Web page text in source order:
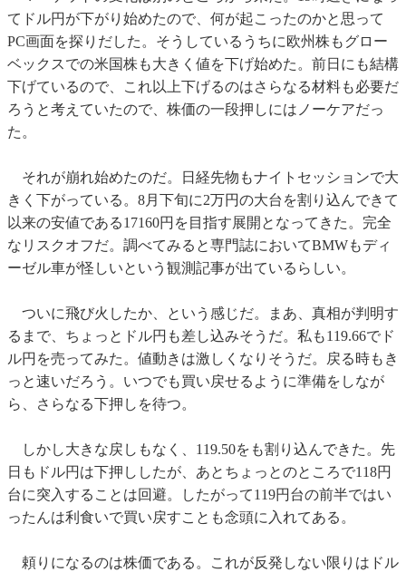
てドル円が下がり始めたので、何が起こったのかと思って
PC画面を探りだした。そうしているうちに欧州株もグロー
ベックスでの米国株も大きく値を下げ始めた。前日にも結構
下げているので、これ以上下げるのはさらなる材料も必要だ
ろうと考えていたので、株価の一段押しにはノーケアだっ
た。
それが崩れ始めたのだ。日経先物もナイトセッションで大
きく下がっている。8月下旬に2万円の大台を割り込んできて
以来の安値である17160円を目指す展開となってきた。完全
なリスクオフだ。調べてみると専門誌においてBMWもディ
ーゼル車が怪しいという観測記事が出ているらしい。
ついに飛び火したか、という感じだ。まあ、真相が判明す
るまで、ちょっとドル円も差し込みそうだ。私も119.66でド
ル円を売ってみた。値動きは激しくなりそうだ。戻る時もき
っと速いだろう。いつでも買い戻せるように準備をしなが
ら、さらなる下押しを待つ。
しかし大きな戻しもなく、119.50をも割り込んできた。先
日もドル円は下押ししたが、あとちょっとのところで118円
台に突入することは回避。したがって119円台の前半ではい
ったんは利食いで買い戻すことも念頭に入れてある。
頼りになるのは株価である。これが反発しない限りはドル